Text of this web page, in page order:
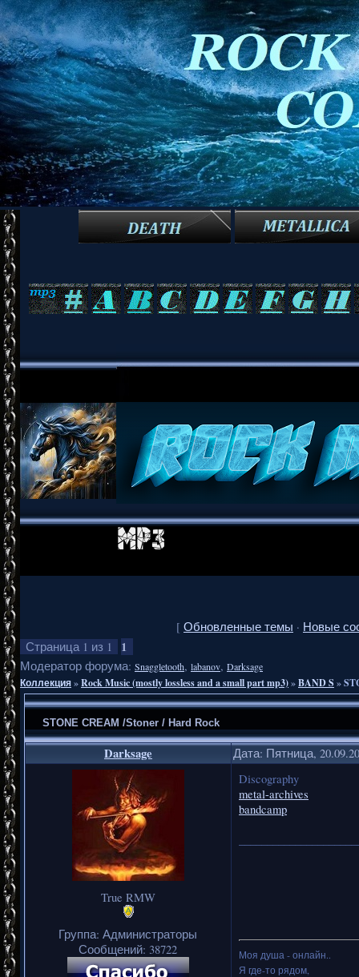
[ Обновленные темы · Новые
Страница 1 из 1 1
Модератор форума: Snaggletooth, labanov, Darksage
Коллекция»Rock Music (mostly lossless and a small part mp3)»BAND S »
STONE CREAM /Stoner / Hard Rock
Darksage Дата: Пятница,
True RMW
Группа: Администраторы
Сообщений: 38722
Discography
metal-archives
bandcamp
Моя душа - онлайн..
Я где-то рядом,